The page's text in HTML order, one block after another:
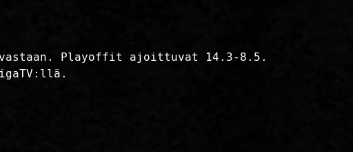
vastaan. Playoffit ajoittuvat 14.3-8.5.